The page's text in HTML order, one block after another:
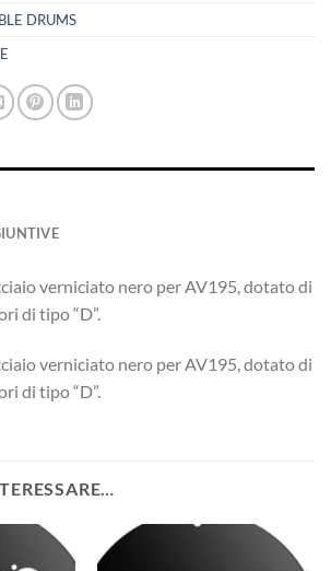
DRUMS
verniciato nero per AV195, dotato di
di tipo “D”.
verniciato nero per AV195, dotato di
di tipo “D”.